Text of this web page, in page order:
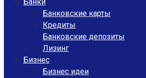
Банковские карты
Кредиты
Банковские депозиты
Лизинг
Бизнес
Бизнес идеи